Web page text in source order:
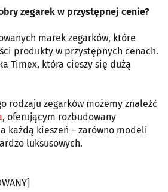
zegarek w przystępnej cenie?
marek zegarków, które
produkty w przystępnych cenach.
Timex, która cieszy się dużą
rodzaju zegarków możemy znaleźć
, oferującym rozbudowany
każdą kieszeń – zarówno modeli
luksusowych.